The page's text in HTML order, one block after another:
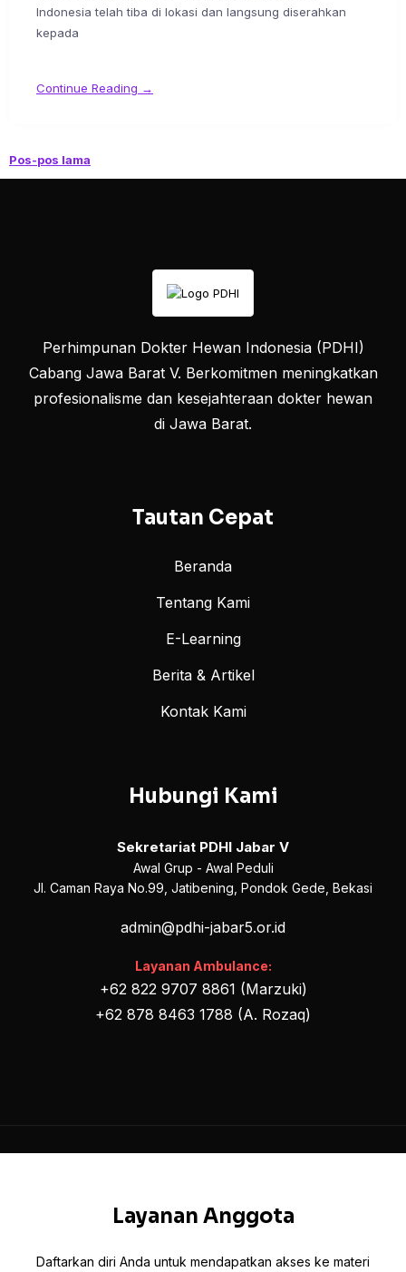
Indonesia telah tiba di lokasi dan langsung diserahkan
kepada
Continue Reading →
Pos-pos lama
Perhimpunan Dokter Hewan Indonesia (PDHI)
Cabang Jawa Barat V. Berkomitmen meningkatkan
profesionalisme dan kesejahteraan dokter hewan
di Jawa Barat.
Tautan Cepat
Beranda
Tentang Kami
E-Learning
Berita & Artikel
Kontak Kami
Hubungi Kami
Sekretariat PDHI Jabar V
Awal Grup - Awal Peduli
Jl. Caman Raya No.99, Jatibening, Pondok Gede, Bekasi
admin@pdhi-jabar5.or.id
Layanan Ambulance:
+62 822 9707 8861 (Marzuki)
+62 878 8463 1788 (A. Rozaq)
Layanan Anggota
Daftarkan diri Anda untuk mendapatkan akses ke materi